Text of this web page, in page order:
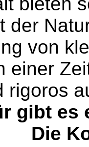
der
von
einer
rigoros
gibt es
Die